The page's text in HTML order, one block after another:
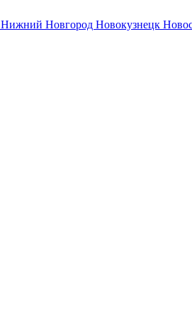
Нижний Новгород Новокузнецк